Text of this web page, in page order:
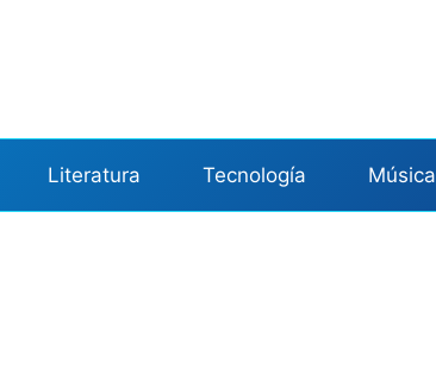
Literatura Tecnología Música